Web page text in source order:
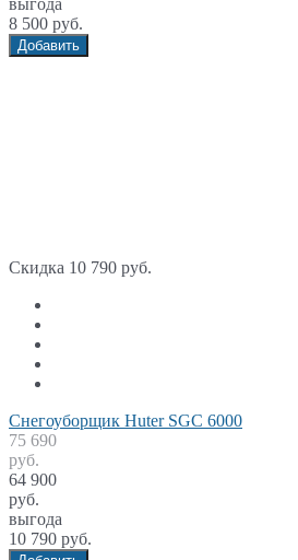
8 500 руб.
Добавить
Скидка 10 790 руб.
Снегоуборщик Huter SGC 6000
75 690
руб.
64 900
руб.
выгода
10 790 руб.